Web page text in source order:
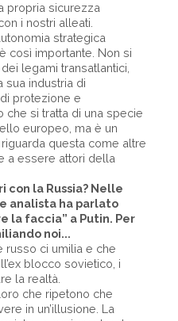
propria sicurezza
i nostri alleati.
strategica
così importante. Non si
legami transatlantici,
sua industria di
protezione e
che si tratta di una specie
europeo, ma è un
questa come altre
a essere attori della
con la Russia? Nelle
analista ha parlato
la faccia” a Putin. Per
noi...
russo ci umilia e che
blocco sovietico, i
la realtà.
che ripetono che
in un’illusione. La